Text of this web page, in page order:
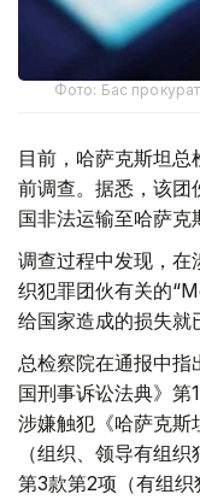
Фото: Бас
目前，哈萨克斯坦
前调查。据悉，该团
国非法运输至哈萨克
调查过程中发现，在
织犯罪团伙有关的
给国家造成的损失就
总检察院在通报中指
国刑事诉讼法典》第
涉嫌触犯《哈萨克斯
（组织、领导有组
第3款第2项（有组